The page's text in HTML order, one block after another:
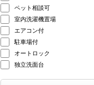
ペット相談可
室内洗濯機置場
エアコン付
駐車場付
オートロック
独立洗面台